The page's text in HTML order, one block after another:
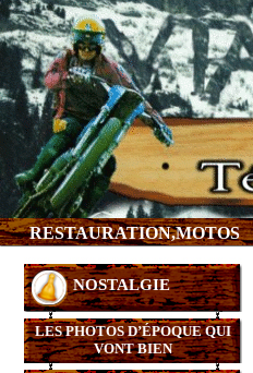
RESTAURATION,MOTOS
NOSTALGIE
LES PHOTOS D’ÉPOQUE QUI
VONT BIEN